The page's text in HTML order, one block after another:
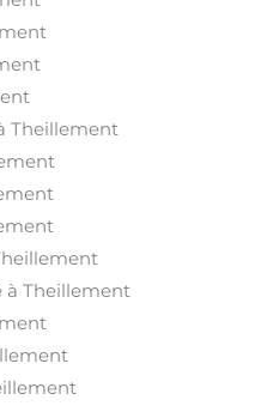
Theillement
à Theillement